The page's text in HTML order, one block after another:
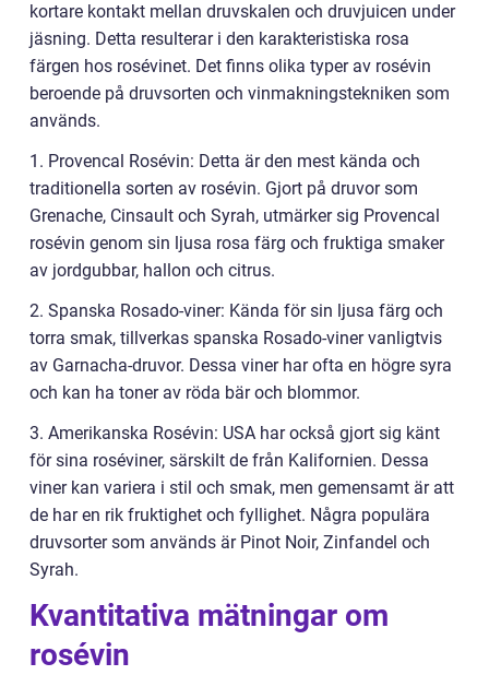
kortare kontakt mellan druvskalen och druvjuicen under
jäsning. Detta resulterar i den karakteristiska rosa
färgen hos rosévinet. Det finns olika typer av rosévin
beroende på druvsorten och vinmakningstekniken som
används.
1. Provencal Rosévin: Detta är den mest kända och
traditionella sorten av rosévin. Gjort på druvor som
Grenache, Cinsault och Syrah, utmärker sig Provencal
rosévin genom sin ljusa rosa färg och fruktiga smaker
av jordgubbar, hallon och citrus.
2. Spanska Rosado-viner: Kända för sin ljusa färg och
torra smak, tillverkas spanska Rosado-viner vanligtvis
av Garnacha-druvor. Dessa viner har ofta en högre syra
och kan ha toner av röda bär och blommor.
3. Amerikanska Rosévin: USA har också gjort sig känt
för sina roséviner, särskilt de från Kalifornien. Dessa
viner kan variera i stil och smak, men gemensamt är att
de har en rik fruktighet och fyllighet. Några populära
druvsorter som används är Pinot Noir, Zinfandel och
Syrah.
Kvantitativa mätningar om
rosévin